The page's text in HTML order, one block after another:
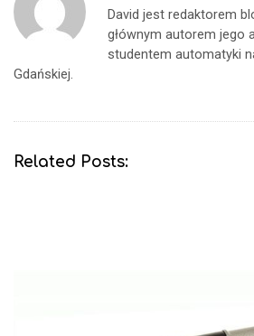
David jest redaktorem
głównym autorem jego
studentem automatyki
Gdańskiej.
Related Posts: